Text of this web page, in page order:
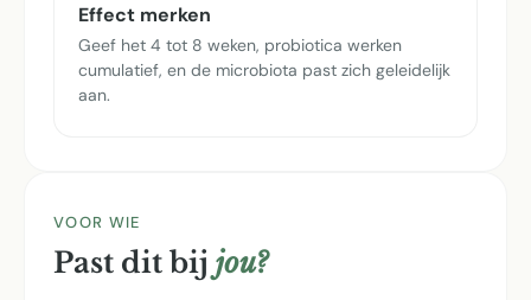
Effect merken
Geef het 4 tot 8 weken, probiotica werken
cumulatief, en de microbiota past zich geleidelijk
aan.
VOOR WIE
Past dit bij jou?